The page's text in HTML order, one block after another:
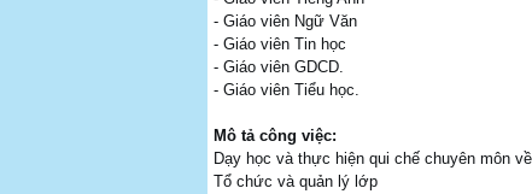
- Giáo viên Ngữ Văn
- Giáo viên Tin học
- Giáo viên GDCD.
- Giáo viên Tiểu học.
Mô tả công việc:
Dạy học và thực hiện qui chế chuyên môn
Tổ chức và quản lý lớp